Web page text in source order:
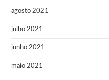
agosto 2021
julho 2021
junho 2021
maio 2021